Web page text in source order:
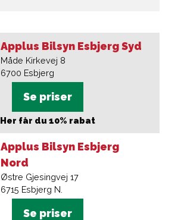
Applus Bilsyn Esbjerg Syd
Måde Kirkevej 8
6700 Esbjerg
Se priser
Her får du 10% rabat
Applus Bilsyn Esbjerg
Nord
Østre Gjesingvej 17
6715 Esbjerg N.
Se priser